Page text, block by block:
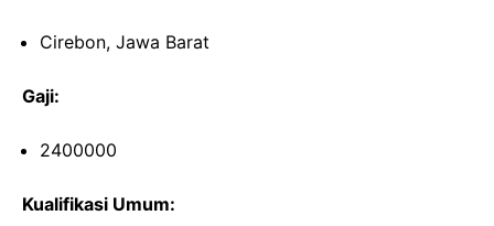
Cirebon, Jawa Barat
Gaji:
2400000
Kualifikasi Umum: